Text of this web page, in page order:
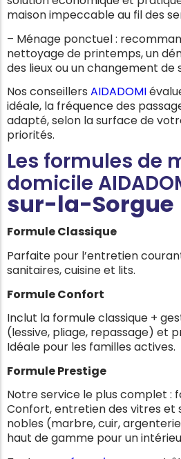
maison impeccable au fil des
– Ménage ponctuel :
nettoyage de printemps, un
des lieux ou un changement de
Nos conseillers AIDADOMI
idéale, la fréquence des
adapté, selon la surface de
priorités.
Les formules de
domicile
sur-la-Sorgue
Formule Classique
Parfaite pour l’entretien
sanitaires, cuisine et lits.
Formule Confort
Inclut la formule classique +
(lessive, pliage, repassage) et
Idéale pour les familles actives.
Formule Prestige
Notre service le plus complet :
Confort, entretien des vitres et
nobles (marbre, cuir,
haut de gamme pour un